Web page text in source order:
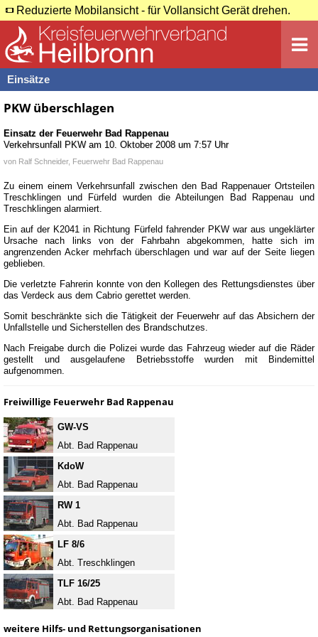
Reduzierte Mobilansicht - für Vollansicht Gerät drehen.
Einsätze
PKW überschlagen
Einsatz der FeuerwehrBad Rappenau
Verkehrsunfall PKW am 10. Oktober 2008 um 7:57 Uhr
von Ralf Schneider, Feuerwehr Bad Rappenau
Zu einem einem Verkehrsunfall zwischen den Bad Rappenauer Ortsteilen
Treschklingen und Fürfeld wurden die Abteilungen Bad Rappenau und
Treschklingen alarmiert.
Ein auf der K2041 in Richtung Fürfeld fahrender PKW war aus ungeklärter
Ursache nach links von der Fahrbahn abgekommen, hatte sich im
angrenzenden Acker mehrfach überschlagen und war auf der Seite liegen
geblieben.
Die verletzte Fahrerin konnte von den Kollegen des Rettungsdienstes über
das Verdeck aus dem Cabrio gerettet werden.
Somit beschränkte sich die Tätigkeit der Feuerwehr auf das Absichern der
Unfallstelle und Sicherstellen des Brandschutzes.
Nach Freigabe durch die Polizei wurde das Fahrzeug wieder auf die Räder
gestellt und ausgelaufene Betriebsstoffe wurden mit Bindemittel
aufgenommen.
Freiwillige Feuerwehr Bad Rappenau
GW-VS
Abt. Bad Rappenau
KdoW
Abt. Bad Rappenau
RW 1
Abt. Bad Rappenau
LF 8/6
Abt. Treschklingen
TLF 16/25
Abt. Bad Rappenau
weitere Hilfs- und Rettungsorganisationen